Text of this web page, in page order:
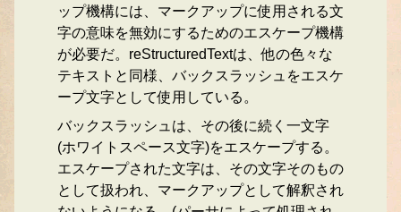
ップ機構には、マークアップに使用される文
字の意味を無効にするためのエスケープ機構
が必要だ。reStructuredTextは、他の色々な
テキストと同様、バックスラッシュをエスケ
ープ文字として使用している。
バックスラッシュは、その後に続く一文字
(ホワイトスペース文字)をエスケープする。
エスケープされた文字は、その文字そのもの
として扱われ、マークアップとして解釈され